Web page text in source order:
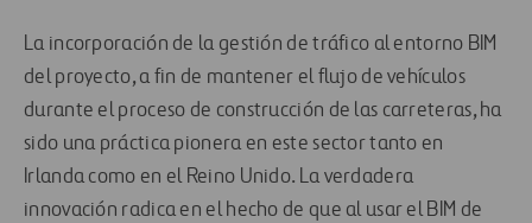
La incorporación de la gestión de tráfico al entorno BIM
del proyecto, a fin de mantener el flujo de vehículos
durante el proceso de construcción de las carreteras, ha
sido una práctica pionera en este sector tanto en
Irlanda como en el Reino Unido. La verdadera
innovación radica en el hecho de que al usar el BIM de